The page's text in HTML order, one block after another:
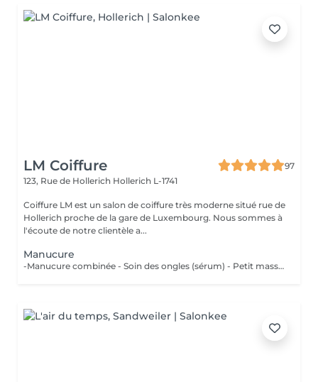
LM Coiffure
97
123, Rue de Hollerich Hollerich L-1741
Coiffure LM est un salon de coiffure très moderne situé rue de
Hollerich proche de la gare de Luxembourg. Nous sommes à
l'écoute de notre clientèle a...
Manucure
-Manucure combinée - Soin des ongles (sérum) - Petit massage